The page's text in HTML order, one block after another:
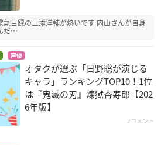
目録の三添洋輔が熱いです 内山さんが自身
だ…
声優
オタクが選ぶ「日野聡が演じる
キャラ」ランキングTOP10！1位
は『鬼滅の刃』煉󠄁獄杏寿郎【202
6年版】
2コメント